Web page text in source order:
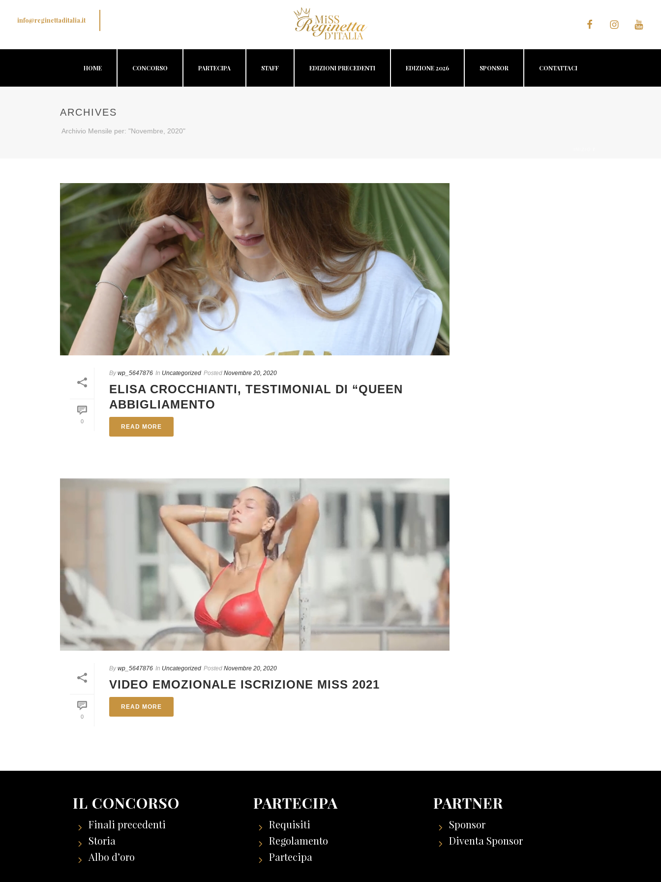
info@reginettaditalia.it
HOME CONCORSO PARTECIPA STAFF EDIZIONI PRECEDENTI EDIZIONE 2026 SPONSOR CONTATTACI
ARCHIVES
Archivio Mensile per: "Novembre, 2020"
0
By wp_5647876 In Uncategorized Posted Novembre 20, 2020
ELISA CROCCHIANTI, TESTIMONIAL DI “QUEEN
ABBIGLIAMENTO
READ MORE
0
By wp_5647876 In Uncategorized Posted Novembre 20, 2020
VIDEO EMOZIONALE ISCRIZIONE MISS 2021
READ MORE
IL CONCORSO
Finali precedenti
Storia
Albo d’oro
PARTECIPA
Requisiti
Regolamento
Partecipa
PARTNER
Sponsor
Diventa Sponsor